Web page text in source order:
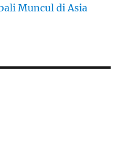
Muncul di Asia